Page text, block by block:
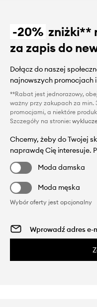
-20% zniżki**
za zapis do
Dołącz do naszej
najnowszych promocjach
**Rabat jest jednorazowy,
ważny przy zakupach za min.
promocjami, a niektóre
Szczegóły na stronie:
Chcemy, żeby do Twojej
naprawdę Cię interesuje.
Moda damska
Moda męska
Wybór oferty jest opcjonalny